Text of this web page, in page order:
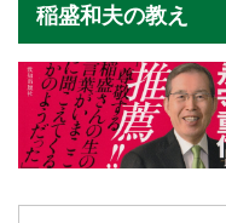
稲盛和夫の教え